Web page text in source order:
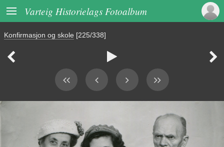
 Varteig Historielags Fotoalbum
Konfirmasjon og skole [225/338]
  